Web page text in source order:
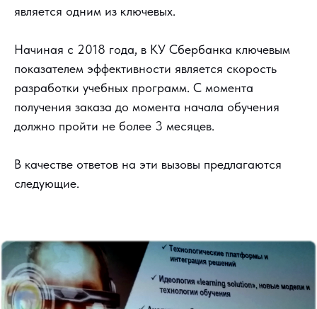
является одним из ключевых.
Начиная с 2018 года, в КУ Сбербанка ключевым
показателем эффективности является скорость
разработки учебных программ. С момента
получения заказа до момента начала обучения
должно пройти не более 3 месяцев.
В качестве ответов на эти вызовы предлагаются
следующие.